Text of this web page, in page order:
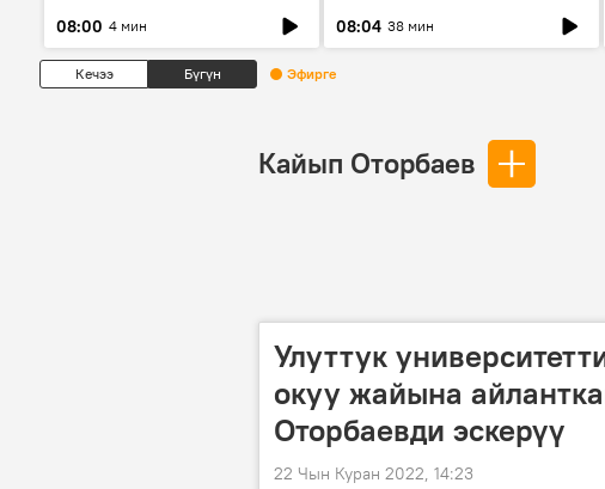
08:00 4 мин
08:04 38 мин
Кечээ Бүгүн Эфирге
Кайып Оторбаев
Улуттук
окуу жайына
Оторбаевди эскерүү
22 Чын Куран 2022, 14:23